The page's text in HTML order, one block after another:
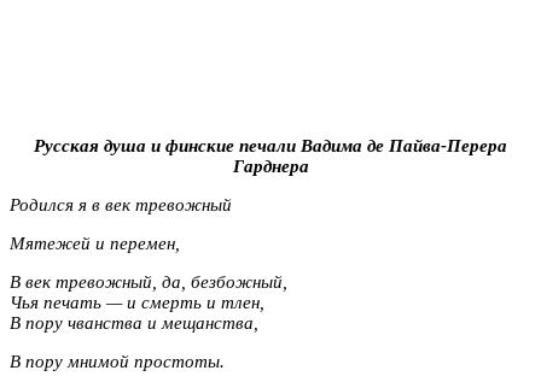
Русская душа и финские печали Вадима де Пайва-Перера
Гарднера
Родился я в век тревожный
Мятежей и перемен,
В век тревожный, да, безбожный,
Чья печать — и смерть и тлен,
В пору чванства и мещанства,
В пору мнимой простоты.